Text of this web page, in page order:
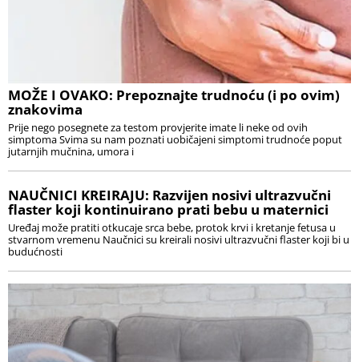
MOŽE I OVAKO: Prepoznajte trudnoću (i po ovim)
znakovima
Prije nego posegnete za testom provjerite imate li neke od ovih
simptoma Svima su nam poznati uobičajeni simptomi trudnoće poput
jutarnjih mučnina, umora i
NAUČNICI KREIRAJU: Razvijen nosivi ultrazvučni
flaster koji kontinuirano prati bebu u maternici
Uređaj može pratiti otkucaje srca bebe, protok krvi i kretanje fetusa u
stvarnom vremenu Naučnici su kreirali nosivi ultrazvučni flaster koji bi u
budućnosti